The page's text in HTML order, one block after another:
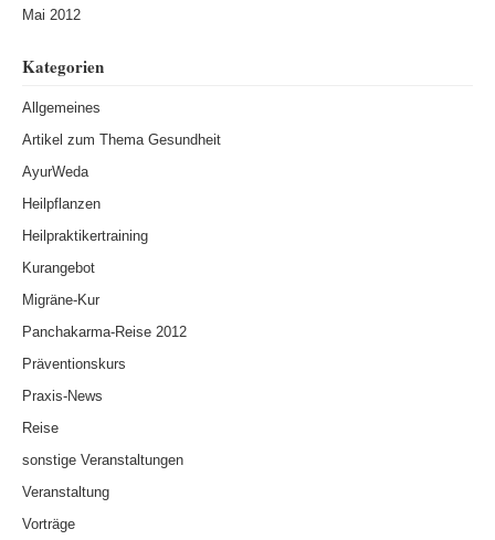
Mai 2012
Kategorien
Allgemeines
Artikel zum Thema Gesundheit
AyurWeda
Heilpflanzen
Heilpraktikertraining
Kurangebot
Migräne-Kur
Panchakarma-Reise 2012
Präventionskurs
Praxis-News
Reise
sonstige Veranstaltungen
Veranstaltung
Vorträge